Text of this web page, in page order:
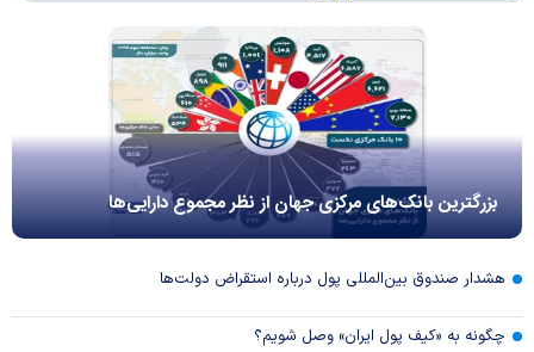
بزرگترین بانک‌های مرکزی جهان از نظر مجموع دارایی‌ها
هشدار صندوق بین‌المللی پول درباره استقراض دولت‌ها
چگونه به «کیف پول ایران» وصل شویم؟